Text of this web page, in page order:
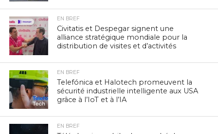
EN BREF
Civitatis et Despegar signent une
alliance stratégique mondiale pour la
distribution de visites et d’activités
EN BREF
Telefónica et Halotech promeuvent la
sécurité industrielle intelligente aux USA
grâce à l’IoT et à l’IA
EN BREF